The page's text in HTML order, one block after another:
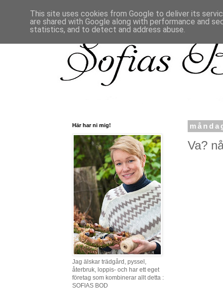
Va?
Här har ni mig!
Jag älskar trädgård, pyssel,
återbruk, loppis- och har ett eget
företag som kombinerar allt detta :
SOFIAS BOD
This site uses cookies from Google to deliver its
are shared with Google along with performance and
statistics, and to detect and address abuse.